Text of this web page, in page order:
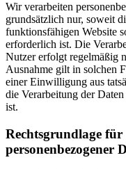
Wir verarbeiten
grundsätzlich nur, soweit
funktionsfähigen Website
erforderlich ist. Die
Nutzer erfolgt regelmäßig
Ausnahme gilt in solchen
einer Einwilligung aus
die Verarbeitung der
ist.
Rechtsgrundlage
personenbezogener